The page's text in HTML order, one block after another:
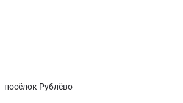
посёлок Рублёво